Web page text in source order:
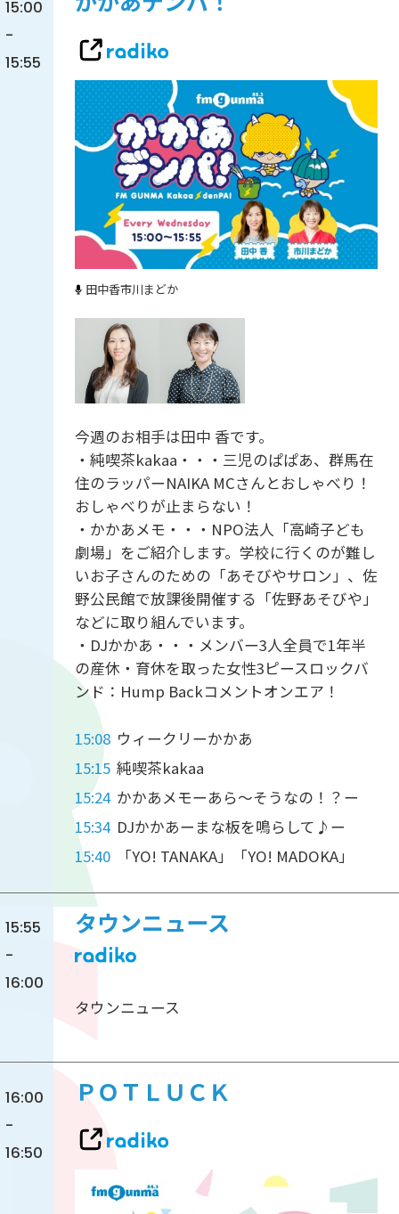
15:00
-
15:55
田中香市川まどか
今週のお相手は田中 香です。
・純喫茶kakaa・・・三児のぱぱあ、群馬在
住のラッパーNAIKA MCさんとおしゃべり！
おしゃべりが止まらない！
・かかあメモ・・・NPO法人「高崎子ども
劇場」をご紹介します。学校に行くのが難し
いお子さんのための「あそびやサロン」、佐
野公民館で放課後開催する「佐野あそびや」
などに取り組んでいます。
・DJかかあ・・・メンバー3人全員で1年半
の産休・育休を取った女性3ピースロックバ
ンド：Hump Backコメントオンエア！
15:08 ウィークリーかかあ
15:15 純喫茶kakaa
15:24 かかあメモーあら～そうなの！？ー
15:34 DJかかあーまな板を鳴らして♪ー
15:40
「YO! TANAKA」「YO! MADOKA」
15:55
-
16:00
タウンニュース
タウンニュース
16:00
-
16:50
ＰＯＴＬＵＣＫ